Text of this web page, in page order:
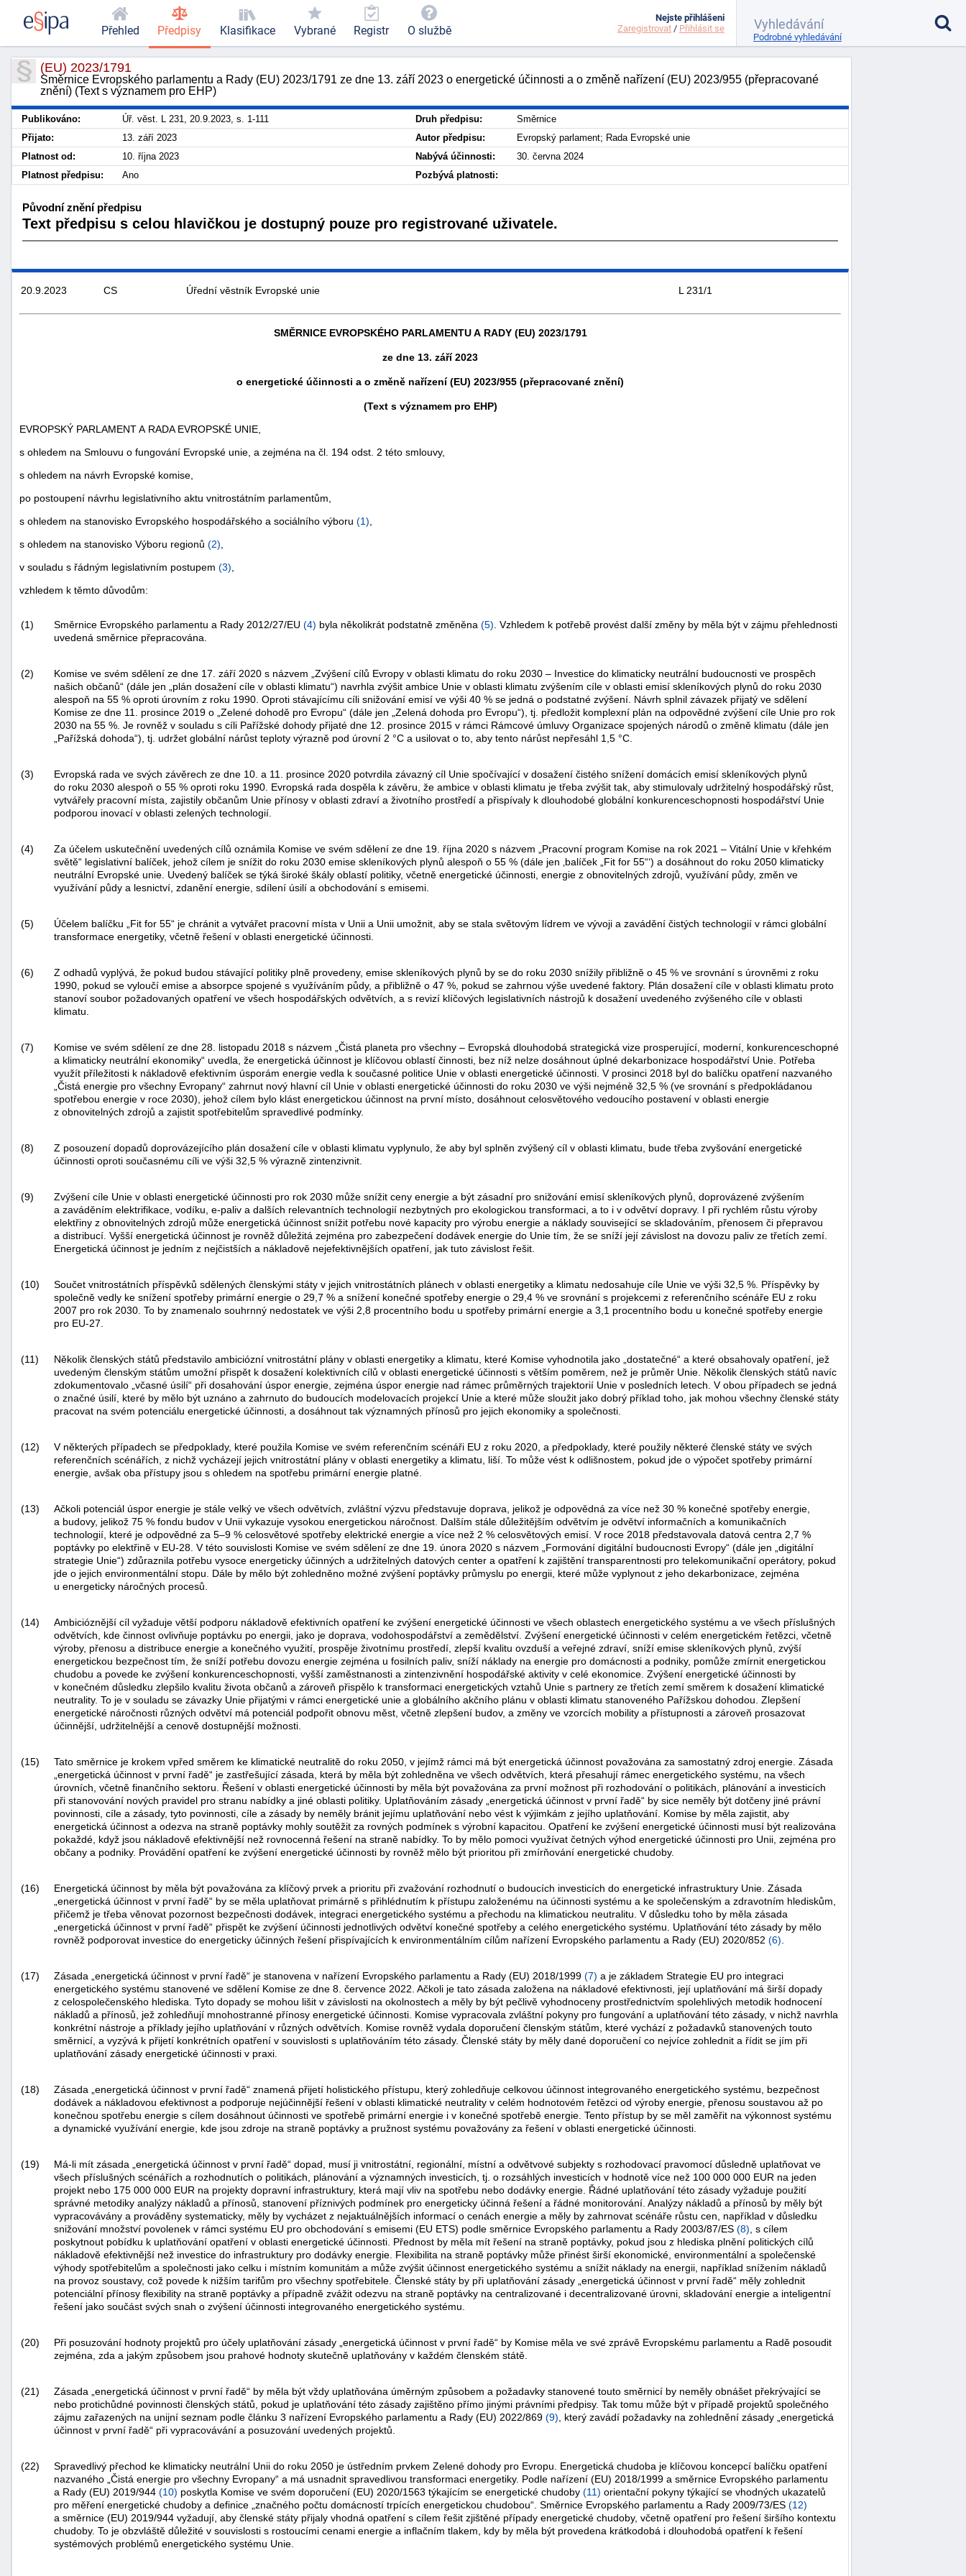
(EU) 2023/1791
Směrnice Evropského parlamentu a Rady (EU) 2023/1791 ze dne 13. září 2023 o energetické účinnosti a o změně nařízení (EU) 2023/955 (přepracované
znění) (Text s významem pro EHP)
Publikováno: Úř. věst. L 231, 20.9.2023, s. 1-111 Druh předpisu:
Směrnice
Přijato:
13. září 2023 Autor předpisu:
Evropský parlament; Rada Evropské unie
Platnost od:
10. října 2023 Nabývá účinnosti:
30. června 2024
Platnost předpisu:
Ano Pozbývá platnosti:
Původní znění předpisu
Text předpisu s celou hlavičkou je dostupný pouze pro registrované uživatele.
20.9.2023 CS Úřední věstník Evropské unie L 231/1
SMĚRNICE EVROPSKÉHO PARLAMENTU A RADY (EU) 2023/1791
ze dne 13. září 2023
o energetické účinnosti a o změně nařízení (EU) 2023/955 (přepracované znění)
(Text s významem pro EHP)
EVROPSKÝ PARLAMENT A RADA EVROPSKÉ UNIE,
s ohledem na Smlouvu o fungování Evropské unie, a zejména na čl. 194 odst. 2 této smlouvy,
s ohledem na návrh Evropské komise,
po postoupení návrhu legislativního aktu vnitrostátním parlamentům,
s ohledem na stanovisko Evropského hospodářského a sociálního výboru (1)
s ohledem na stanovisko Výboru regionů (2)
v souladu s řádným legislativním postupem (3)
vzhledem k těmto důvodům:
(1) Směrnice Evropského parlamentu a Rady 2012/27/EU (4) byla několikrát podstatně změněna (5) . Vzhledem k potřebě provést další změny by měla být v zájmu přehlednosti
uvedená směrnice přepracována.
(2)
Komise ve svém sdělení ze dne 17. září 2020 s názvem „Zvýšení cílů Evropy v oblasti klimatu do roku 2030 – Investice do klimaticky neutrální budoucnosti ve prospěch
našich občanů“ (dále jen „plán dosažení cíle v oblasti klimatu“) navrhla zvýšit ambice Unie v oblasti klimatu zvýšením cíle v oblasti emisí skleníkových plynů do roku 2030
alespoň na 55 % oproti úrovním z roku 1990. Oproti stávajícímu cíli snižování emisí ve výši 40 % se jedná o podstatné zvýšení. Návrh splnil závazek přijatý ve sdělení
Komise ze dne 11. prosince 2019 o „Zelené dohodě pro Evropu“ (dále jen „Zelená dohoda pro Evropu“), tj. předložit komplexní plán na odpovědné zvýšení cíle Unie pro rok
2030 na 55 %. Je rovněž v souladu s cíli Pařížské dohody přijaté dne 12. prosince 2015 v rámci Rámcové úmluvy Organizace spojených národů o změně klimatu (dále jen
„Pařížská dohoda“), tj. udržet globální nárůst teploty výrazně pod úrovní 2 °C a usilovat o to, aby tento nárůst nepřesáhl 1,5 °C.
(3)
Evropská rada ve svých závěrech ze dne 10. a 11. prosince 2020 potvrdila závazný cíl Unie spočívající v dosažení čistého snížení domácích emisí skleníkových plynů
do roku 2030 alespoň o 55 % oproti roku 1990. Evropská rada dospěla k závěru, že ambice v oblasti klimatu je třeba zvýšit tak, aby stimulovaly udržitelný hospodářský růst,
vytvářely pracovní místa, zajistily občanům Unie přínosy v oblasti zdraví a životního prostředí a přispívaly k dlouhodobé globální konkurenceschopnosti hospodářství Unie
podporou inovací v oblasti zelených technologií.
(4)
Za účelem uskutečnění uvedených cílů oznámila Komise ve svém sdělení ze dne 19. října 2020 s názvem „Pracovní program Komise na rok 2021 – Vitální Unie v křehkém
světě“ legislativní balíček, jehož cílem je snížit do roku 2030 emise skleníkových plynů alespoň o 55 % (dále jen ‚balíček „Fit for 55“‘) a dosáhnout do roku 2050 klimaticky
neutrální Evropské unie. Uvedený balíček se týká široké škály oblastí politiky, včetně energetické účinnosti, energie z obnovitelných zdrojů, využívání půdy, změn ve
využívání půdy a lesnictví, zdanění energie, sdílení úsilí a obchodování s emisemi.
(5)
Účelem balíčku „Fit for 55“ je chránit a vytvářet pracovní místa v Unii a Unii umožnit, aby se stala světovým lídrem ve vývoji a zavádění čistých technologií v rámci globální
transformace energetiky, včetně řešení v oblasti energetické účinnosti.
(6)
Z odhadů vyplývá, že pokud budou stávající politiky plně provedeny, emise skleníkových plynů by se do roku 2030 snížily přibližně o 45 % ve srovnání s úrovněmi z roku
1990, pokud se vyloučí emise a absorpce spojené s využíváním půdy, a přibližně o 47 %, pokud se zahrnou výše uvedené faktory. Plán dosažení cíle v oblasti klimatu proto
stanoví soubor požadovaných opatření ve všech hospodářských odvětvích, a s revizí klíčových legislativních nástrojů k dosažení uvedeného zvýšeného cíle v oblasti
klimatu.
(7)
Komise ve svém sdělení ze dne 28. listopadu 2018 s názvem „Čistá planeta pro všechny – Evropská dlouhodobá strategická vize prosperující, moderní, konkurenceschopné
a klimaticky neutrální ekonomiky“ uvedla, že energetická účinnost je klíčovou oblastí činnosti, bez níž nelze dosáhnout úplné dekarbonizace hospodářství Unie. Potřeba
využít příležitosti k nákladově efektivním úsporám energie vedla k současné politice Unie v oblasti energetické účinnosti. V prosinci 2018 byl do balíčku opatření nazvaného
„Čistá energie pro všechny Evropany“ zahrnut nový hlavní cíl Unie v oblasti energetické účinnosti do roku 2030 ve výši nejméně 32,5 % (ve srovnání s předpokládanou
spotřebou energie v roce 2030), jehož cílem bylo klást energetickou účinnost na první místo, dosáhnout celosvětového vedoucího postavení v oblasti energie
z obnovitelných zdrojů a zajistit spotřebitelům spravedlivé podmínky.
(8)
Z posouzení dopadů doprovázejícího plán dosažení cíle v oblasti klimatu vyplynulo, že aby byl splněn zvýšený cíl v oblasti klimatu, bude třeba zvyšování energetické
účinnosti oproti současnému cíli ve výši 32,5 % výrazně zintenzivnit.
(9)
Zvýšení cíle Unie v oblasti energetické účinnosti pro rok 2030 může snížit ceny energie a být zásadní pro snižování emisí skleníkových plynů, doprovázené zvýšením
a zaváděním elektrifikace, vodíku, e-paliv a dalších relevantních technologií nezbytných pro ekologickou transformaci, a to i v odvětví dopravy. I při rychlém růstu výroby
elektřiny z obnovitelných zdrojů může energetická účinnost snížit potřebu nové kapacity pro výrobu energie a náklady související se skladováním, přenosem či přepravou
a distribucí. Vyšší energetická účinnost je rovněž důležitá zejména pro zabezpečení dodávek energie do Unie tím, že se sníží její závislost na dovozu paliv ze třetích zemí.
Energetická účinnost je jedním z nejčistších a nákladově nejefektivnějších opatření, jak tuto závislost řešit.
(10)
Součet vnitrostátních příspěvků sdělených členskými státy v jejich vnitrostátních plánech v oblasti energetiky a klimatu nedosahuje cíle Unie ve výši 32,5 %. Příspěvky by
společně vedly ke snížení spotřeby primární energie o 29,7 % a snížení konečné spotřeby energie o 29,4 % ve srovnání s projekcemi z referenčního scénáře EU z roku
2007 pro rok 2030. To by znamenalo souhrnný nedostatek ve výši 2,8 procentního bodu u spotřeby primární energie a 3,1 procentního bodu u konečné spotřeby energie
pro EU-27.
(11)
Několik členských států představilo ambiciózní vnitrostátní plány v oblasti energetiky a klimatu, které Komise vyhodnotila jako „dostatečné“ a které obsahovaly opatření, jež
uvedeným členským státům umožní přispět k dosažení kolektivních cílů v oblasti energetické účinnosti s větším poměrem, než je průměr Unie. Několik členských států navíc
zdokumentovalo „včasné úsilí“ při dosahování úspor energie, zejména úspor energie nad rámec průměrných trajektorií Unie v posledních letech. V obou případech se jedná
o značné úsilí, které by mělo být uznáno a zahrnuto do budoucích modelovacích projekcí Unie a které může sloužit jako dobrý příklad toho, jak mohou všechny členské státy
pracovat na svém potenciálu energetické účinnosti, a dosáhnout tak významných přínosů pro jejich ekonomiky a společnosti.
(12)
V některých případech se předpoklady, které použila Komise ve svém referenčním scénáři EU z roku 2020, a předpoklady, které použily některé členské státy ve svých
referenčních scénářích, z nichž vycházejí jejich vnitrostátní plány v oblasti energetiky a klimatu, liší. To může vést k odlišnostem, pokud jde o výpočet spotřeby primární
energie, avšak oba přístupy jsou s ohledem na spotřebu primární energie platné.
(13)
Ačkoli potenciál úspor energie je stále velký ve všech odvětvích, zvláštní výzvu představuje doprava, jelikož je odpovědná za více než 30 % konečné spotřeby energie,
a budovy, jelikož 75 % fondu budov v Unii vykazuje vysokou energetickou náročnost. Dalším stále důležitějším odvětvím je odvětví informačních a komunikačních
technologií, které je odpovědné za 5–9 % celosvětové spotřeby elektrické energie a více než 2 % celosvětových emisí. V roce 2018 představovala datová centra 2,7 %
poptávky po elektřině v EU-28. V této souvislosti Komise ve svém sdělení ze dne 19. února 2020 s názvem „Formování digitální budoucnosti Evropy“ (dále jen „digitální
strategie Unie“) zdůraznila potřebu vysoce energeticky účinných a udržitelných datových center a opatření k zajištění transparentnosti pro telekomunikační operátory, pokud
jde o jejich environmentální stopu. Dále by mělo být zohledněno možné zvýšení poptávky průmyslu po energii, které může vyplynout z jeho dekarbonizace, zejména
u energeticky náročných procesů.
(14)
Ambicióznější cíl vyžaduje větší podporu nákladově efektivních opatření ke zvýšení energetické účinnosti ve všech oblastech energetického systému a ve všech příslušných
odvětvích, kde činnost ovlivňuje poptávku po energii, jako je doprava, vodohospodářství a zemědělství. Zvýšení energetické účinnosti v celém energetickém řetězci, včetně
výroby, přenosu a distribuce energie a konečného využití, prospěje životnímu prostředí, zlepší kvalitu ovzduší a veřejné zdraví, sníží emise skleníkových plynů, zvýší
energetickou bezpečnost tím, že sníží potřebu dovozu energie zejména u fosilních paliv, sníží náklady na energie pro domácnosti a podniky, pomůže zmírnit energetickou
chudobu a povede ke zvýšení konkurenceschopnosti, vyšší zaměstnanosti a zintenzivnění hospodářské aktivity v celé ekonomice. Zvýšení energetické účinnosti by
v konečném důsledku zlepšilo kvalitu života občanů a zároveň přispělo k transformaci energetických vztahů Unie s partnery ze třetích zemí směrem k dosažení klimatické
neutrality. To je v souladu se závazky Unie přijatými v rámci energetické unie a globálního akčního plánu v oblasti klimatu stanoveného Pařížskou dohodou. Zlepšení
energetické náročnosti různých odvětví má potenciál podpořit obnovu měst, včetně zlepšení budov, a změny ve vzorcích mobility a přístupnosti a zároveň prosazovat
účinnější, udržitelnější a cenově dostupnější možnosti.
(15)
Tato směrnice je krokem vpřed směrem ke klimatické neutralitě do roku 2050, v jejímž rámci má být energetická účinnost považována za samostatný zdroj energie. Zásada
„energetická účinnost v první řadě“ je zastřešující zásada, která by měla být zohledněna ve všech odvětvích, která přesahují rámec energetického systému, na všech
úrovních, včetně finančního sektoru. Řešení v oblasti energetické účinnosti by měla být považována za první možnost při rozhodování o politikách, plánování a investicích
při stanovování nových pravidel pro stranu nabídky a jiné oblasti politiky. Uplatňováním zásady „energetická účinnost v první řadě“ by sice neměly být dotčeny jiné právní
povinnosti, cíle a zásady, tyto povinnosti, cíle a zásady by neměly bránit jejímu uplatňování nebo vést k výjimkám z jejího uplatňování. Komise by měla zajistit, aby
energetická účinnost a odezva na straně poptávky mohly soutěžit za rovných podmínek s výrobní kapacitou. Opatření ke zvýšení energetické účinnosti musí být realizována
pokaždé, když jsou nákladově efektivnější než rovnocenná řešení na straně nabídky. To by mělo pomoci využívat četných výhod energetické účinnosti pro Unii, zejména pro
občany a podniky. Provádění opatření ke zvýšení energetické účinnosti by rovněž mělo být prioritou při zmírňování energetické chudoby.
(16)
Energetická účinnost by měla být považována za klíčový prvek a prioritu při zvažování rozhodnutí o budoucích investicích do energetické infrastruktury Unie. Zásada
„energetická účinnost v první řadě“ by se měla uplatňovat primárně s přihlédnutím k přístupu založenému na účinnosti systému a ke společenským a zdravotním hlediskům,
přičemž je třeba věnovat pozornost bezpečnosti dodávek, integraci energetického systému a přechodu na klimatickou neutralitu. V důsledku toho by měla zásada
„energetická účinnost v první řadě“ přispět ke zvýšení účinnosti jednotlivých odvětví konečné spotřeby a celého energetického systému. Uplatňování této zásady by mělo
rovněž podporovat investice do energeticky účinných řešení přispívajících k environmentálním cílům nařízení Evropského parlamentu a Rady (EU) 2020/852 (6)
(17) Zásada „energetická účinnost v první řadě“ je stanovena v nařízení Evropského parlamentu a Rady (EU) 2018/1999 (7) a je základem Strategie EU pro integraci
energetického systému stanovené ve sdělení Komise ze dne 8. července 2022. Ačkoli je tato zásada založena na nákladové efektivnosti, její uplatňování má širší dopady
z celospolečenského hlediska. Tyto dopady se mohou lišit v závislosti na okolnostech a měly by být pečlivě vyhodnoceny prostřednictvím spolehlivých metodik hodnocení
nákladů a přínosů, jež zohledňují mnohostranné přínosy energetické účinnosti. Komise vypracovala zvláštní pokyny pro fungování a uplatňování této zásady, v nichž navrhla
konkrétní nástroje a příklady jejího uplatňování v různých odvětvích. Komise rovněž vydala doporučení členským státům, které vychází z požadavků stanovených touto
směrnicí, a vyzývá k přijetí konkrétních opatření v souvislosti s uplatňováním této zásady. Členské státy by měly dané doporučení co nejvíce zohlednit a řídit se jím při
uplatňování zásady energetické účinnosti v praxi.
(18)
Zásada „energetická účinnost v první řadě“ znamená přijetí holistického přístupu, který zohledňuje celkovou účinnost integrovaného energetického systému, bezpečnost
dodávek a nákladovou efektivnost a podporuje nejúčinnější řešení v oblasti klimatické neutrality v celém hodnotovém řetězci od výroby energie, přenosu soustavou až po
konečnou spotřebu energie s cílem dosáhnout účinnosti ve spotřebě primární energie i v konečné spotřebě energie. Tento přístup by se měl zaměřit na výkonnost systému
a dynamické využívání energie, kde jsou zdroje na straně poptávky a pružnost systému považovány za řešení v oblasti energetické účinnosti.
(19)
Má-li mít zásada „energetická účinnost v první řadě“ dopad, musí ji vnitrostátní, regionální, místní a odvětvové subjekty s rozhodovací pravomocí důsledně uplatňovat ve
všech příslušných scénářích a rozhodnutích o politikách, plánování a významných investicích, tj. o rozsáhlých investicích v hodnotě více než 100 000 000 EUR na jeden
projekt nebo 175 000 000 EUR na projekty dopravní infrastruktury, která mají vliv na spotřebu nebo dodávky energie. Řádné uplatňování této zásady vyžaduje použití
správné metodiky analýzy nákladů a přínosů, stanovení příznivých podmínek pro energeticky účinná řešení a řádné monitorování. Analýzy nákladů a přínosů by měly být
vypracovávány a prováděny systematicky, měly by vycházet z nejaktuálnějších informací o cenách energie a měly by zahrnovat scénáře růstu cen, například v důsledku
snižování množství povolenek v rámci systému EU pro obchodování s emisemi (EU ETS) podle směrnice Evropského parlamentu a Rady 2003/87/ES (8) , s cílem
poskytnout pobídku k uplatňování opatření v oblasti energetické účinnosti. Přednost by měla mít řešení na straně poptávky, pokud jsou z hlediska plnění politických cílů
nákladově efektivnější než investice do infrastruktury pro dodávky energie. Flexibilita na straně poptávky může přinést širší ekonomické, environmentální a společenské
výhody spotřebitelům a společnosti jako celku i místním komunitám a může zvýšit účinnost energetického systému a snížit náklady na energii, například snížením nákladů
na provoz soustavy, což povede k nižším tarifům pro všechny spotřebitele. Členské státy by při uplatňování zásady „energetická účinnost v první řadě“ měly zohlednit
potenciální přínosy flexibility na straně poptávky a případně zvážit odezvu na straně poptávky na centralizované i decentralizované úrovni, skladování energie a inteligentní
řešení jako součást svých snah o zvýšení účinnosti integrovaného energetického systému.
(20)
Při posuzování hodnoty projektů pro účely uplatňování zásady „energetická účinnost v první řadě“ by Komise měla ve své zprávě Evropskému parlamentu a Radě posoudit
zejména, zda a jakým způsobem jsou prahové hodnoty skutečně uplatňovány v každém členském státě.
(21)
Zásada „energetická účinnost v první řadě“ by měla být vždy uplatňována úměrným způsobem a požadavky stanovené touto směrnicí by neměly obnášet překrývající se
nebo protichůdné povinnosti členských států, pokud je uplatňování této zásady zajištěno přímo jinými právními předpisy. Tak tomu může být v případě projektů společného
zájmu zařazených na unijní seznam podle článku 3 nařízení Evropského parlamentu a Rady (EU) 2022/869 (9) , který zavádí požadavky na zohlednění zásady „energetická
účinnost v první řadě“ při vypracovávání a posuzování uvedených projektů.
(22)
Spravedlivý přechod ke klimaticky neutrální Unii do roku 2050 je ústředním prvkem Zelené dohody pro Evropu. Energetická chudoba je klíčovou koncepcí balíčku opatření
nazvaného „Čistá energie pro všechny Evropany“ a má usnadnit spravedlivou transformaci energetiky. Podle nařízení (EU) 2018/1999 a směrnice Evropského parlamentu
a Rady (EU) 2019/944 (10) poskytla Komise ve svém doporučení (EU) 2020/1563 týkajícím se energetické chudoby (11) orientační pokyny týkající se vhodných ukazatelů
pro měření energetické chudoby a definice „značného počtu domácností trpících energetickou chudobou“. Směrnice Evropského parlamentu a Rady 2009/73/ES (12)
a směrnice (EU) 2019/944 vyžadují, aby členské státy přijaly vhodná opatření s cílem řešit zjištěné případy energetické chudoby, včetně opatření pro řešení širšího kontextu
chudoby. To je obzvláště důležité v souvislosti s rostoucími cenami energie a inflačním tlakem, kdy by měla být provedena krátkodobá i dlouhodobá opatření k řešení
systémových problémů energetického systému Unie.
Přehled Předpisy Klasifikace Vybrané Registr O službě
Nejste přihlášeni
Zaregistrovat / Přihlásit se
Podrobné vyhledávání